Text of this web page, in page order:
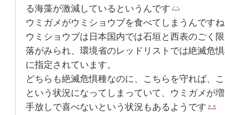
る海藻が激減しているというんです
ウミガメがウミショウブを食べてしまうんですね
ウミショウブは日本国内では石垣と西表のごく
落がみられ、環境省のレッドリストでは絶滅危
に指定されています。
どちらも絶滅危惧種なのに、こちらを守れば、
という状況になってしまっていて、ウミガメが
手放しで喜べないという状況もあるようです